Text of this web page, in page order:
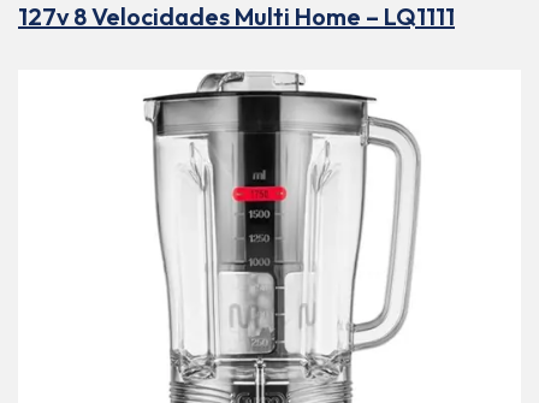
127v 8 Velocidades Multi Home – LQ1111